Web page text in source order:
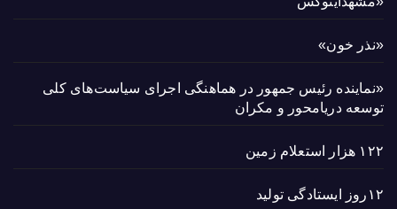
«نذر خون»
«نماینده رئیس جمهور در هماهنگی اجرای سیاست‌های کلی
توسعه دریامحور و مکران
۱۲۲ هزار استعلام زمین
۱۲روز ایستادگی تولید